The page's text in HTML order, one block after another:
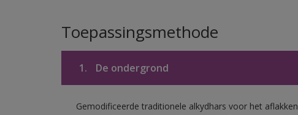
Toepassingsmethode
1. De ondergrond
Gemodificeerde traditionele alkydhars voor het